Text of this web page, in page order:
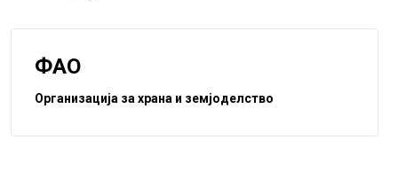
ФАО
Организација за храна и земјоделство